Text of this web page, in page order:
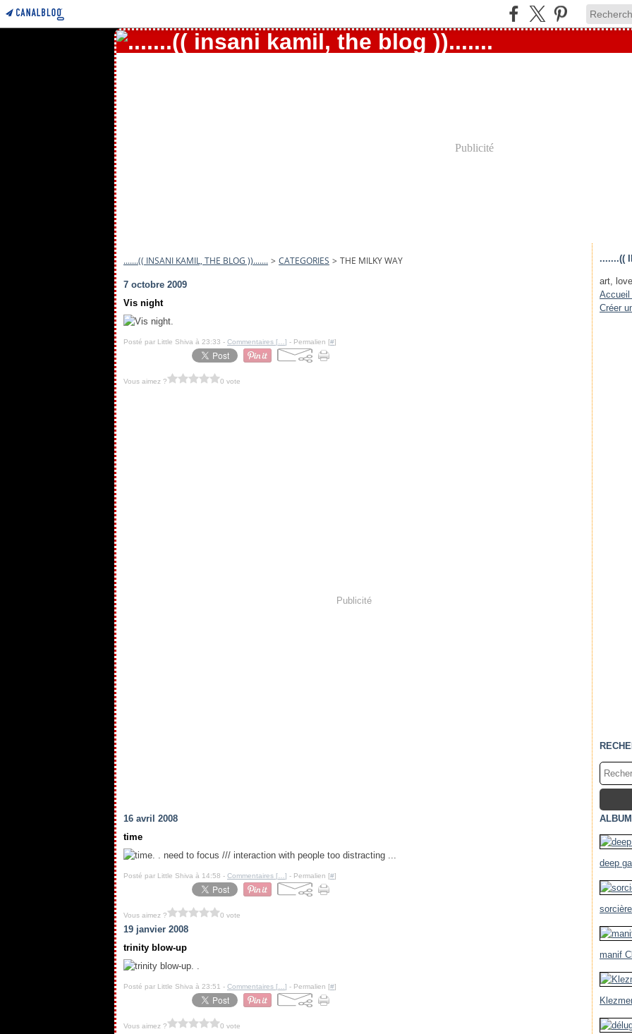
Publicité
.......(( INSANI KAMIL, THE BLOG ))....... > CATEGORIES > THE MILKY WAY
7 octobre 2009
Vis night
.
Posté par Little Shiva à 23:33 - Commentaires [ ] - Permalien [#]
Vous aimez ? 0 vote
Publicité
16 avril 2008
time
. . need to focus /// interaction with people too distracting ...
Posté par Little Shiva à 14:58 - Commentaires [ ] - Permalien [#]
Vous aimez ? 0 vote
19 janvier 2008
trinity blow-up
. .
Posté par Little Shiva à 23:51 - Commentaires [ ] - Permalien [#]
Vous aimez ? 0 vote
.......((
art,
Accueil
Créer
deep
manif